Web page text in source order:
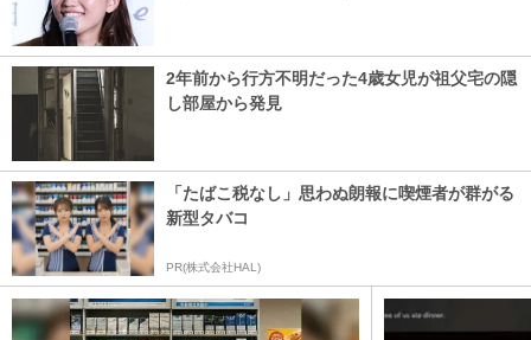
2年前から行方不明だった4歳女児が祖父宅の隠
し部屋から発見
「たばこ税なし」思わぬ朗報に喫煙者が群がる
新型タバコ
PR(株式会社HAL)